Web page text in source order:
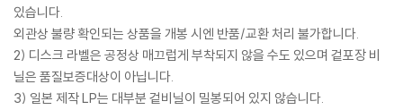
있습니다.
외관상 불량 확인되는 상품을 개봉 시엔 반품/교환 처리 불가합니다.
2) 디스크 라벨은 공정상 매끄럽게 부착되지 않을 수도 있으며 겉포장 비
닐은 품질보증대상이 아닙니다.
3) 일본 제작 LP는 대부분 겉비닐이 밀봉되어 있지 않습니다.